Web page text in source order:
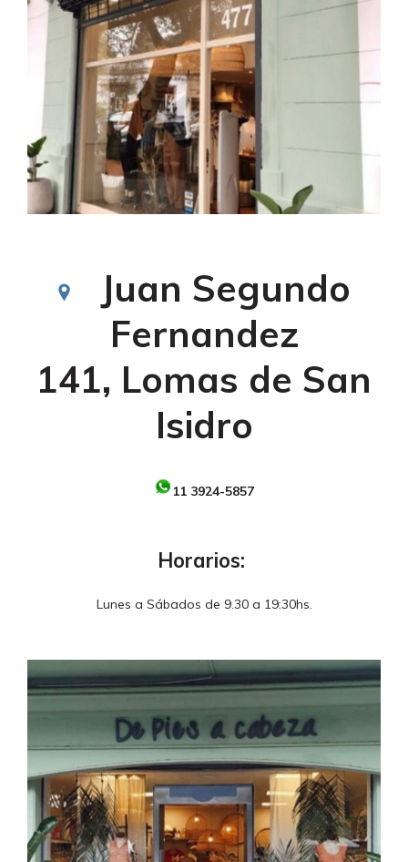
Juan Segundo
Fernandez
141, Lomas de San
Isidro
11 3924-5857
Horarios:
Lunes a Sábados de 9.30 a 19:30hs.